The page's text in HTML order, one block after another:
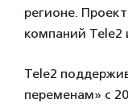
регионе.
компаний Tele2
Tele2
переменам» с